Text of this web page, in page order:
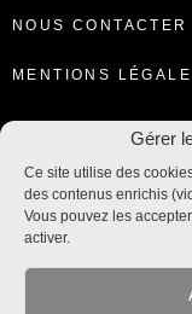
Gérer
Ce site utilise des
des contenus enrichis
Vous pouvez les
activer.
NOUS CONTACTER
MENTIONS